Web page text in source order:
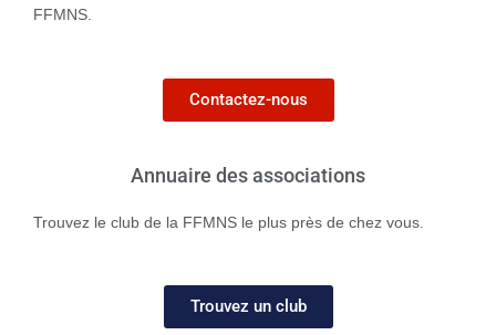
FFMNS.
Contactez-nous
Annuaire des associations
Trouvez le club de la FFMNS le plus près de chez vous.
Trouvez un club